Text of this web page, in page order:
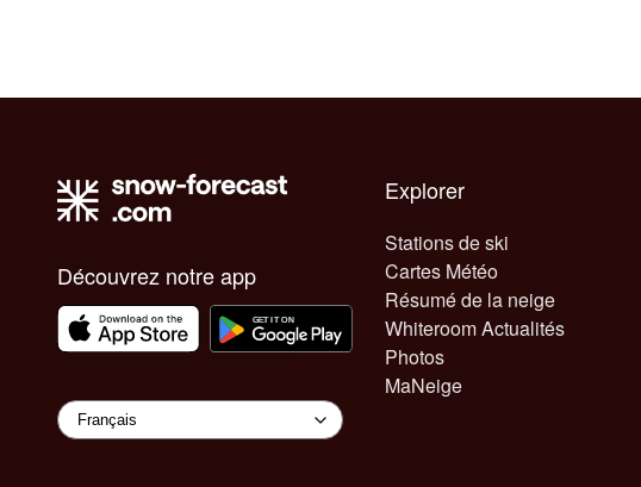
Découvrez notre app
Explorer
Stations de ski
Cartes Météo
Résumé de la neige
Whiteroom Actualités
Photos
MaNeige